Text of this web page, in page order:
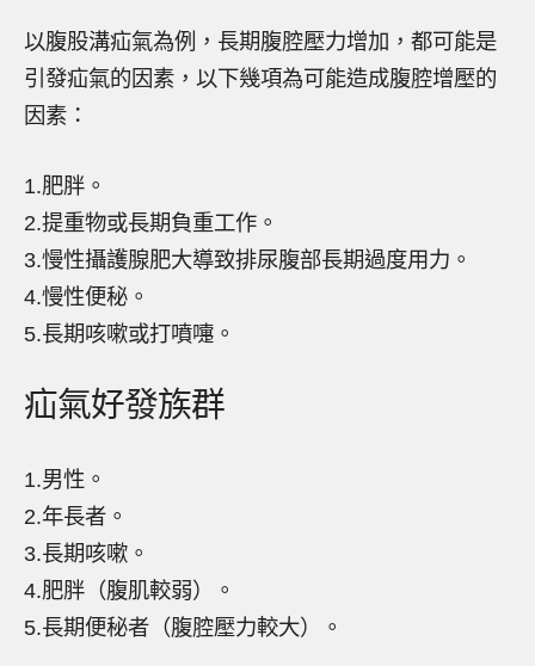
以腹股溝疝氣為例，長期腹腔壓力增加，都可能是
引發疝氣的因素，以下幾項為可能造成腹腔增壓的
因素：
1.肥胖。
2.提重物或長期負重工作。
3.慢性攝護腺肥大導致排尿腹部長期過度用力。
4.慢性便秘。
5.長期咳嗽或打噴嚏。
疝氣好發族群
1.男性。
2.年長者。
3.長期咳嗽。
4.肥胖（腹肌較弱）。
5.長期便秘者（腹腔壓力較大）。